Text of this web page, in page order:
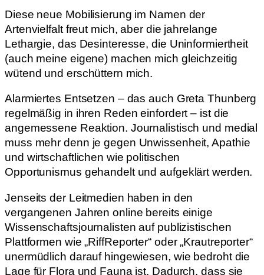
Diese neue Mobilisierung im Namen der
Artenvielfalt freut mich, aber die jahrelange
Lethargie, das Desinteresse, die Uninformiertheit
(auch meine eigene) machen mich gleichzeitig
wütend und erschüttern mich.
Alarmiertes Entsetzen – das auch Greta Thunberg
regelmäßig in ihren Reden einfordert – ist die
angemessene Reaktion. Journalistisch und medial
muss mehr denn je gegen Unwissenheit, Apathie
und wirtschaftlichen wie politischen
Opportunismus gehandelt und aufgeklärt werden.
Jenseits der Leitmedien haben in den
vergangenen Jahren online bereits einige
Wissenschaftsjournalisten auf publizistischen
Plattformen wie „RiffReporter“ oder „Krautreporter“
unermüdlich darauf hingewiesen, wie bedroht die
Lage für Flora und Fauna ist. Dadurch, dass sie